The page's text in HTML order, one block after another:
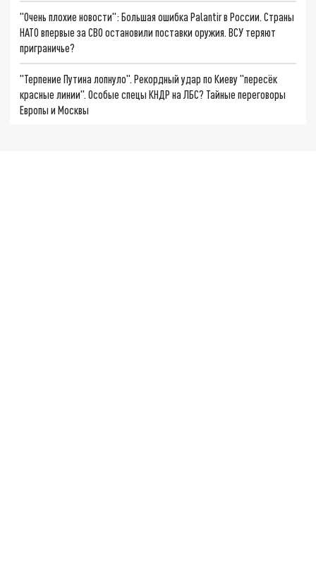
"Очень плохие новости": Большая ошибка Palantir в России. Страны
НАТО впервые за СВО остановили поставки оружия. ВСУ теряют
приграничье?
"Терпение Путина лопнуло". Рекордный удар по Киеву "пересёк
красные линии". Особые спецы КНДР на ЛБС? Тайные переговоры
Европы и Москвы